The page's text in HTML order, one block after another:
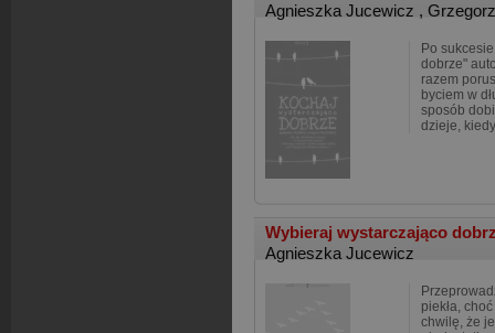
Agnieszka Jucewicz ,
Po
dobrze"
razem
byciem w
sposób
dzieje, kiedy
Wybieraj wystarczająco
Agnieszka Jucewicz
piekła,
chwilę, że